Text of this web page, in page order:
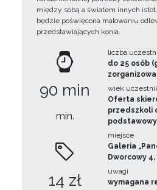
między sobą a światem innych
będzie poświęcona malowaniu
przedstawiających konia.
90 min
min.
14 zł
liczba
do 25 osób
wiek
Oferta
przedszkoli
miejsce
Galeria
Dworcowy
uwagi
wymagana